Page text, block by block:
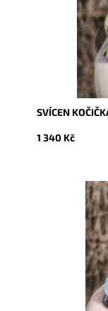
SVÍCEN
1 340 Kč
Dostupnost: